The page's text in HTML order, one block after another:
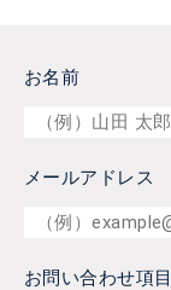
お名前
メールアドレス
お問い合わせ項目